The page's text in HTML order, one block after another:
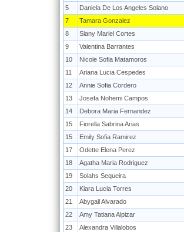
5
Daniela De Los Angeles Solano
7
Tamara Gonzalez
8
Siany Mariel Cortes
9
Valentina Barrantes
10
Nicole Sofia Matamoros
11
Ariana Lucia Cespedes
12
Annie Sofia Cordero
13
Josefa Nohemi Campos
14
Debora Maria Fernandez
15
Fiorella Sabrina Arias
15
Emily Sofia Ramirez
17
Odette Elena Perez
18
Agatha Maria Rodriguez
19
Solahs Sequeira
20
Kiara Lucia Torres
21
Abygail Alvarado
22
Amy Tatiana Alpizar
23
Alexandra Villalobos